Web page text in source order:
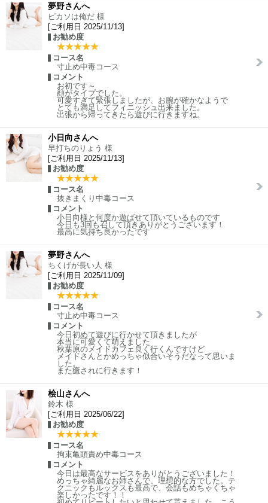
夢野さんへ
ピカソは俺だ 様
[ご利用日 2025/11/13]
お勧め度
コース名
寸止め中毒コース
コメント
お初です～
顔がタイプでした。
可愛すぎて緊張しましたが、お腕が確かなようで
とても満足してフィニッシュ出来ました。
出張から帰ってきたら遊びに行きますね。
小日向さんへ
早打ちのりょう 様
[ご利用日 2025/11/13]
お勧め度
コース名
抜きまくり中毒コース
コメント
小日向様と何度か遊ばせて頂いているものです
今日も3回も召して頂きありがとうございます！
最高に気持ち良かったです
夢野さんへ
ちくげが長い人 様
[ご利用日 2025/11/09]
お勧め度
コース名
寸止め中毒コース
コメント
今日初めて遊びに行かせて頂きましたが
本当に可愛くて萌えました
秋葉原のメイドカフェ良く行くんですけど
メイドさんとかめっちゃ似合いそうだなって思いま
した。
また癒されに行きます！
桧山さんへ
鈴木 様
[ご利用日 2025/06/22]
お勧め度
コース名
拘束亀頭責め中毒コース
コメント
今日は最高なサービスをありがとうございました！
めっちゃ綺麗なお姉さんで、理想的な方でした。テ
クニックもルックスも最高で、会話もめちゃくちゃ
楽しかったです！！